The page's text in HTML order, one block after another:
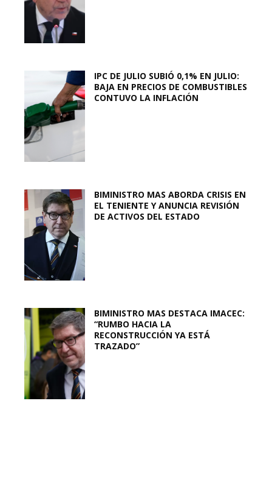
IPC DE JULIO SUBIÓ 0,1% EN JULIO:
BAJA EN PRECIOS DE COMBUSTIBLES
CONTUVO LA INFLACIÓN
BIMINISTRO MAS ABORDA CRISIS EN
EL TENIENTE Y ANUNCIA REVISIÓN
DE ACTIVOS DEL ESTADO
BIMINISTRO MAS DESTACA IMACEC:
“RUMBO HACIA LA
RECONSTRUCCIÓN YA ESTÁ
TRAZADO”